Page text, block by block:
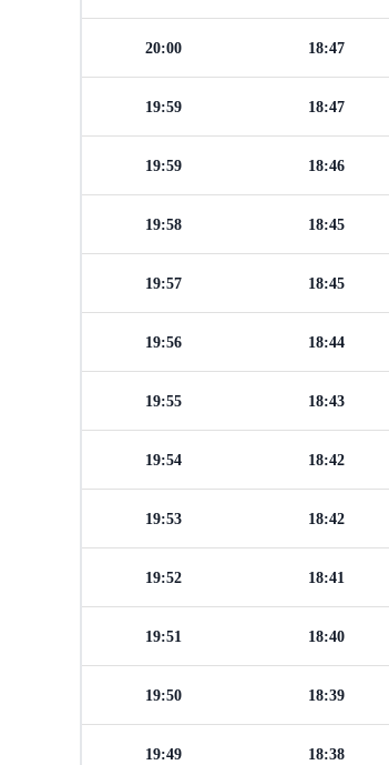
18:47
20:00
18:47
19:59
18:46
19:59
18:45
19:58
18:45
19:57
18:44
19:56
18:43
19:55
18:42
19:54
18:42
19:53
18:41
19:52
18:40
19:51
18:39
19:50
18:38
19:49